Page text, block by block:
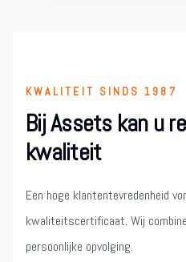
KWALITEIT SINDS 1987
Bij Assets kan u
kwaliteit
Een hoge klantentevredenheid
kwaliteitscertificaat. Wij
persoonlijke opvolging.